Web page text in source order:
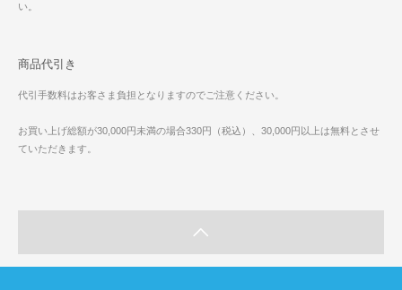
い。
商品代引き
代引手数料はお客さま負担となりますのでご注意ください。
お買い上げ総額が30,000円未満の場合330円（税込）、30,000円以上は無料とさせ
ていただきます。